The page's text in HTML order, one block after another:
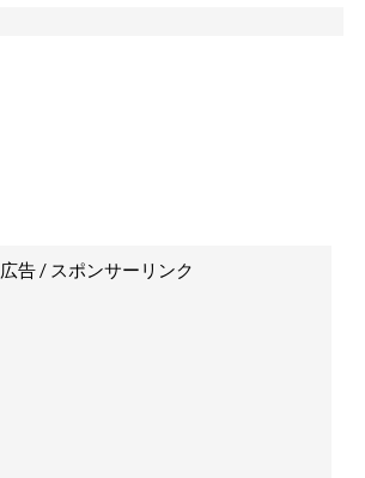
広告 / スポンサーリンク